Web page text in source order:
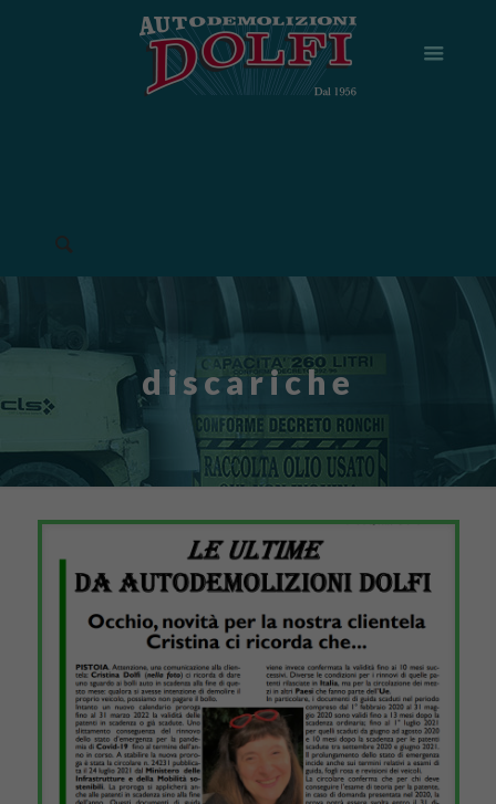
discariche